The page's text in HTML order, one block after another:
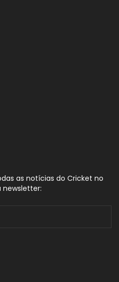
as notícias do Cricket no
newsletter: